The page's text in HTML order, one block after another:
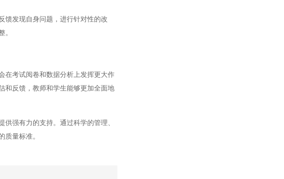
发现自身问题，进行针对性的改
。
考试阅卷和数据分析上发挥更大作
和反馈，教师和学生能够更加全面地
强有力的支持。通过科学的管理、
质量标准。